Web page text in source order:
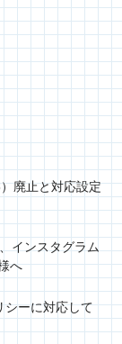
廃止と対応設定
インスタグラム
へ
シーに対応して